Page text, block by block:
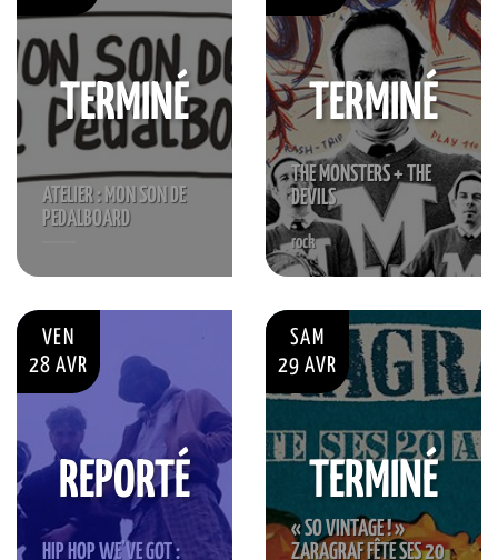
ATELIER : MON SON DE
PEDALBOARD
TERMINÉ
THE MONSTERS + THE
DEVILS
rock
TERMINÉ
VEN
28 AVR
HIP HOP WE’VE GOT :
REPORTÉ
SAM
29 AVR
« SO VINTAGE ! »
ZARAGRAF FÊTE SES 20
TERMINÉ